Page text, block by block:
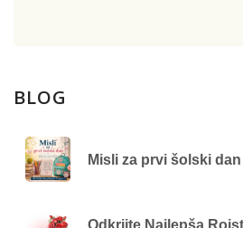
BLOG
Misli za prvi šolski dan
Odkrijte Najlepša